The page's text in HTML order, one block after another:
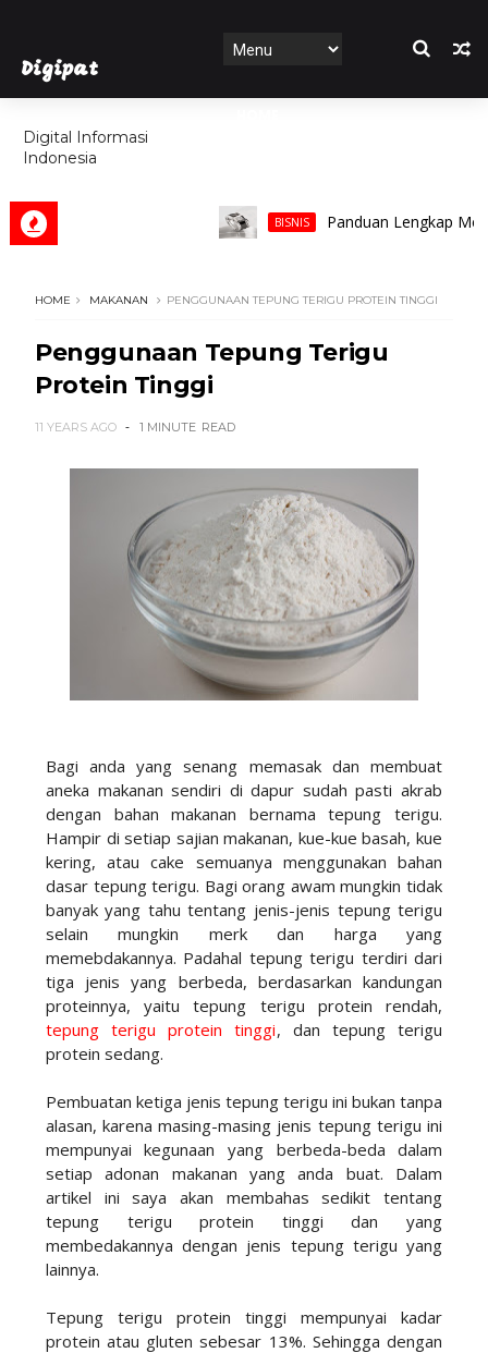
Digipat
Digital Informasi
Indonesia
FEATURES
BISNIS Panduan Lengkap Memilih
HOME MAKANAN PENGGUNAAN TEPUNG TERIGU PROTEIN TINGGI
Penggunaan Tepung Terigu
Protein Tinggi
11 YEARS AGO 1 MINUTE READ
Bagi anda yang senang memasak dan membuat
aneka makanan sendiri di dapur sudah pasti akrab
dengan bahan makanan bernama tepung terigu.
Hampir di setiap sajian makanan, kue-kue basah, kue
kering, atau cake semuanya menggunakan bahan
dasar tepung terigu. Bagi orang awam mungkin tidak
banyak yang tahu tentang jenis-jenis tepung terigu
selain mungkin merk dan harga yang
memebdakannya. Padahal tepung terigu terdiri dari
tiga jenis yang berbeda, berdasarkan kandungan
proteinnya, yaitu tepung terigu protein rendah,
tepung terigu protein tinggi, dan tepung terigu
protein sedang.
Pembuatan ketiga jenis tepung terigu ini bukan tanpa
alasan, karena masing-masing jenis tepung terigu ini
mempunyai kegunaan yang berbeda-beda dalam
setiap adonan makanan yang anda buat. Dalam
artikel ini saya akan membahas sedikit tentang
tepung terigu protein tinggi dan yang
membedakannya dengan jenis tepung terigu yang
lainnya.
Tepung terigu protein tinggi mempunyai kadar
protein atau gluten sebesar 13%. Sehingga dengan